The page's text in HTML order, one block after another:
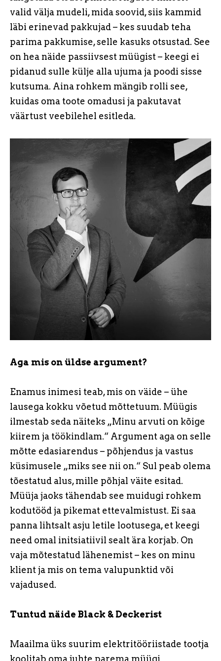
valid välja mudeli, mida soovid, siis kammid
läbi erinevad pakkujad – kes suudab teha
parima pakkumise, selle kasuks otsustad. See
on hea näide passiivsest müügist – keegi ei
pidanud sulle külje alla ujuma ja poodi sisse
kutsuma. Aina rohkem mängib rolli see,
kuidas oma toote omadusi ja pakutavat
väärtust veebilehel esitleda.
Aga mis on üldse argument?
Enamus inimesi teab, mis on väide – ühe
lausega kokku võetud mõttetuum. Müügis
ilmestab seda näiteks „Minu arvuti on kõige
kiirem ja töökindlam.“ Argument aga on selle
mõtte edasiarendus – põhjendus ja vastus
küsimusele „miks see nii on.“ Sul peab olema
tõestatud alus, mille põhjal väite esitad.
Müüja jaoks tähendab see muidugi rohkem
kodutööd ja pikemat ettevalmistust. Ei saa
panna lihtsalt asju letile lootusega, et keegi
need omal initsiatiivil sealt ära korjab. On
vaja mõtestatud lähenemist – kes on minu
klient ja mis on tema valupunktid või
vajadused.
Tuntud näide Black & Deckerist
Maailma üks suurim elektritööriistade tootja
koolitab oma juhte parema müügi